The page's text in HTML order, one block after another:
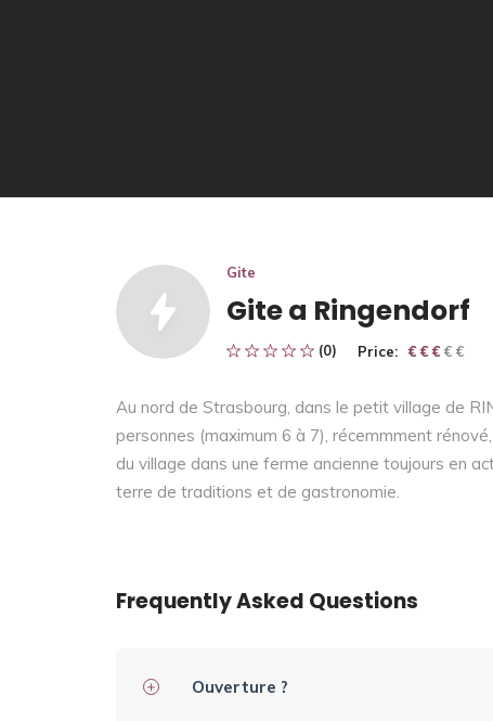
Gite
Gite a Ringendorf
(0) Price: € € € € €
€ € €
Au nord de Strasbourg, dans le petit village de
personnes (maximum 6 à 7), récemmment
du village dans une ferme ancienne toujours en
terre de traditions et de gastronomie.
Frequently Asked Questions
Ouverture ?